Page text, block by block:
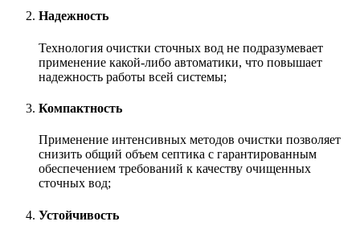
Надежность
Технология очистки сточных вод не подразумевает
применение какой-либо автоматики, что повышает
надежность работы всей системы;
Компактность
Применение интенсивных методов очистки позволяет
снизить общий объем септика с гарантированным
обеспечением требований к качеству очищенных
сточных вод;
Устойчивость